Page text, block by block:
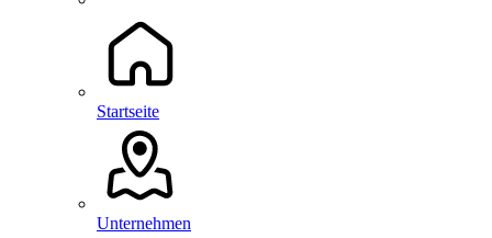
Startseite
Unternehmen